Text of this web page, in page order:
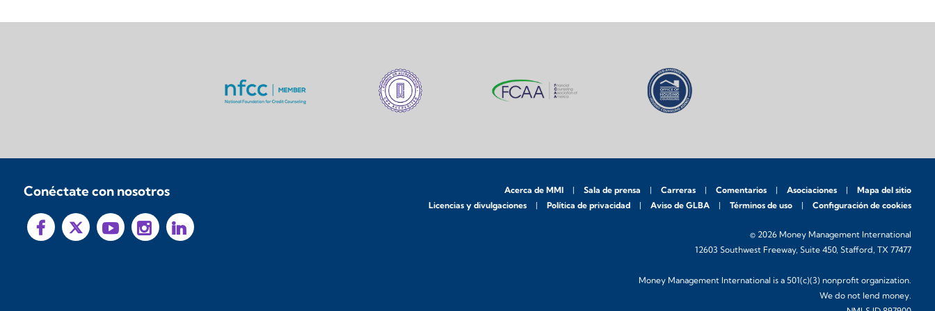
Conéctate con nosotros Acerca de MMI Sala de prensa Carreras Comentarios Asociaciones
Mapa del sitio
Licencias y divulgaciones
Política de privacidad Aviso de GLBA Términos de uso Configuración de cookies
© 2026 Money Management International
12603 Southwest Freeway, Suite 450, Stafford, TX 77477
Money Management International is a 501(c)(3) nonprofit organization.
We do not lend money.